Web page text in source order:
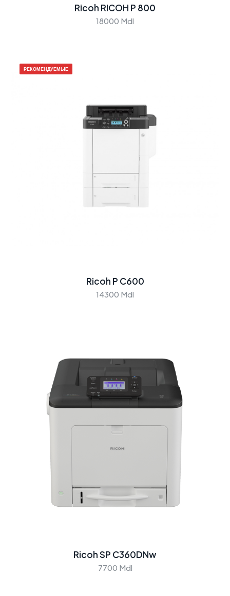
Ricoh RICOH P 800
18000 Mdl
РЕКОМЕНДУЕМЫЕ
Ricoh P C600
14300 Mdl
Ricoh SP C360DNw
7700 Mdl